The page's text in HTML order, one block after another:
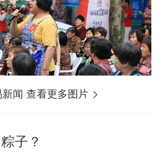
闻 查看更多图片
子？